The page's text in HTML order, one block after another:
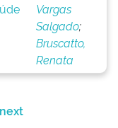
Vargas
Salgado;
Bruscatto,
Renata
next